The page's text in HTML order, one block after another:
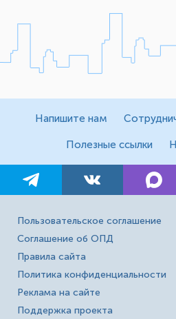
Напишите нам
Полезные ссылки
Пользовательское соглашение
Соглашение об ОПД
Правила сайта
Политика конфиденциальности
Реклама на сайте
Поддержка проекта